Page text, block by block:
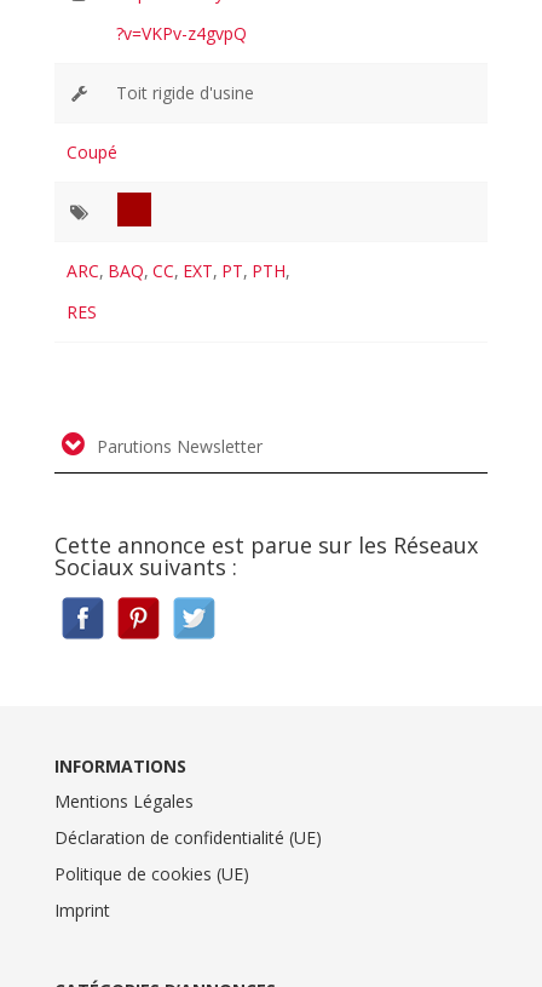
?v=VKPv-z4gvpQ
Toit rigide d'usine
Coupé
ARC, BAQ, CC, EXT, PT, PTH,
RES
Parutions Newsletter
Cette annonce est parue sur les Réseaux
Sociaux suivants :
INFORMATIONS
Mentions Légales
Déclaration de confidentialité (UE)
Politique de cookies (UE)
Imprint